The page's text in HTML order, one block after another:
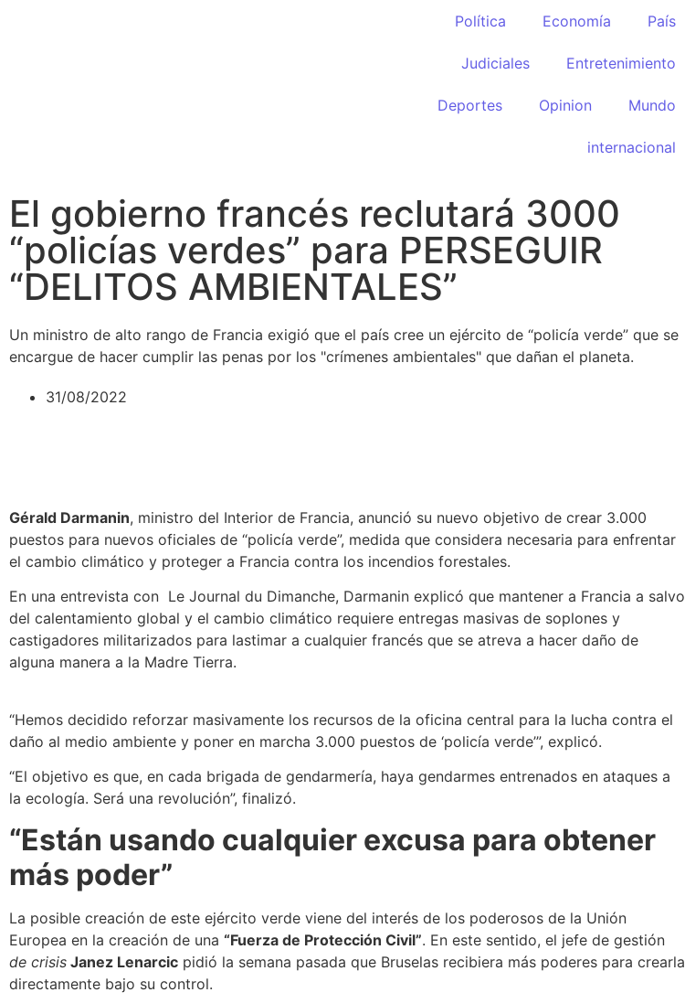
Política Economía País
Judiciales Entretenimiento
Deportes Opinion Mundo
internacional
El gobierno francés reclutará 3000
“policías verdes” para PERSEGUIR
“DELITOS AMBIENTALES”
Un ministro de alto rango de Francia exigió que el país cree un ejército de “policía verde” que se
encargue de hacer cumplir las penas por los "crímenes ambientales" que dañan el planeta.
31/08/2022
Gérald Darmanin, ministro del Interior de Francia, anunció su nuevo objetivo de crear 3.000
puestos para nuevos oficiales de “policía verde”, medida que considera necesaria para enfrentar
el cambio climático y proteger a Francia contra los incendios forestales.
En una entrevista con Le Journal du Dimanche, Darmanin explicó que mantener a Francia a salvo
del calentamiento global y el cambio climático requiere entregas masivas de soplones y
castigadores militarizados para lastimar a cualquier francés que se atreva a hacer daño de
alguna manera a la Madre Tierra.
“Hemos decidido reforzar masivamente los recursos de la oficina central para la lucha contra el
daño al medio ambiente y poner en marcha 3.000 puestos de ‘policía verde’”, explicó.
“El objetivo es que, en cada brigada de gendarmería, haya gendarmes entrenados en ataques a
la ecología. Será una revolución”, finalizó.
“Están usando cualquier excusa para obtener
más poder”
La posible creación de este ejército verde viene del interés de los poderosos de la Unión
Europea en la creación de una “Fuerza de Protección Civil”. En este sentido, el jefe de gestión
de crisis Janez Lenarcic pidió la semana pasada que Bruselas recibiera más poderes para crearla
directamente bajo su control.